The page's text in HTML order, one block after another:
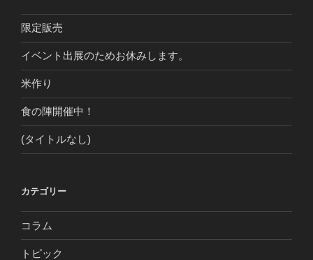
限定販売
イベント出展のためお休みします。
米作り
食の陣開催中！
(タイトルなし)
カテゴリー
コラム
トピック